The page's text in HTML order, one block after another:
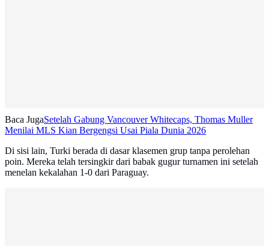
Baca JugaSetelah Gabung Vancouver Whitecaps, Thomas Muller
Menilai MLS Kian Bergengsi Usai Piala Dunia 2026
Di sisi lain, Turki berada di dasar klasemen grup tanpa perolehan
poin. Mereka telah tersingkir dari babak gugur turnamen ini setelah
menelan kekalahan 1-0 dari Paraguay.